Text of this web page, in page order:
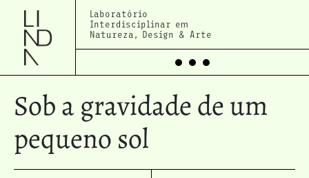
Laboratório
Interdisciplinar em
Natureza, Design & Arte
Sob a gravidade de um
pequeno sol